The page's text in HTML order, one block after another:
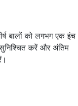
बालों को लगभग एक इंच
करें और अंतिम